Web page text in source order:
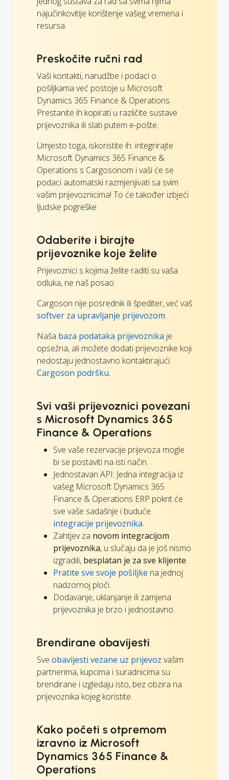
najučinkovitije korištenje vašeg vremena i
resursa.
Preskočite ručni rad
Vaši kontakti, narudžbe i podaci o
pošiljkama već postoje u Microsoft
Dynamics 365 Finance & Operations.
Prestanite ih kopirati u različite sustave
prijevoznika ili slati putem e-pošte.
Umjesto toga, iskoristite ih: integrirajte
Microsoft Dynamics 365 Finance &
Operations s Cargosonom i vaši će se
podaci automatski razmjenjivati sa svim
vašim prijevoznicima! To će također izbjeći
ljudske pogreške.
Odaberite i birajte
prijevoznike koje želite
Prijevoznici s kojima želite raditi su vaša
odluka, ne naš posao.
Cargoson nije posrednik ili špediter, već vaš
softver za upravljanje prijevozom.
Naša baza podataka prijevoznika je
opsežna, ali možete dodati prijevoznike koji
nedostaju jednostavno kontaktirajući
Cargoson podršku.
Svi vaši prijevoznici povezani
s Microsoft Dynamics 365
Finance & Operations
Sve vaše rezervacije prijevoza mogle
bi se postaviti na isti način.
Jednostavan API: Jedna integracija iz
vašeg Microsoft Dynamics 365
Finance & Operations ERP pokrit će
sve vaše sadašnje i buduće
integracije prijevoznika.
Zahtjev za novom integracijom
prijevoznika, u slučaju da je još nismo
izgradili, besplatan je za sve klijente.
Pratite sve svoje pošiljke na jednoj
nadzornoj ploči.
Dodavanje, uklanjanje ili zamjena
prijevoznika je brzo i jednostavno.
Brendirane obavijesti
Sve obavijesti vezane uz prijevoz vašim
partnerima, kupcima i suradnicima su
brendirane i izgledaju isto, bez obzira na
prijevoznika kojeg koristite.
Kako početi s otpremom
izravno iz Microsoft
Dynamics 365 Finance &
Operations